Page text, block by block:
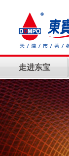
走进东宝